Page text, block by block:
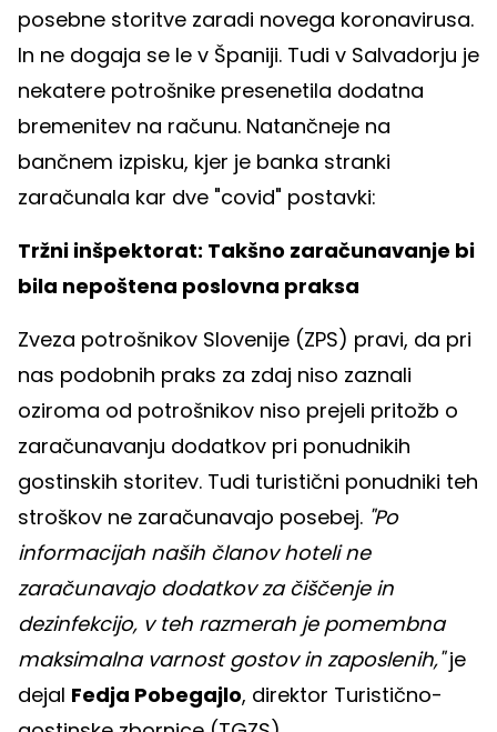
posebne storitve zaradi novega koronavirusa.
In ne dogaja se le v Španiji. Tudi v Salvadorju je
nekatere potrošnike presenetila dodatna
bremenitev na računu. Natančneje na
bančnem izpisku, kjer je banka stranki
zaračunala kar dve "covid" postavki:
Tržni inšpektorat: Takšno zaračunavanje bi
bila nepoštena poslovna praksa
Zveza potrošnikov Slovenije (ZPS) pravi, da pri
nas podobnih praks za zdaj niso zaznali
oziroma od potrošnikov niso prejeli pritožb o
zaračunavanju dodatkov pri ponudnikih
gostinskih storitev. Tudi turistični ponudniki teh
stroškov ne zaračunavajo posebej. "Po
informacijah naših članov hoteli ne
zaračunavajo dodatkov za čiščenje in
dezinfekcijo, v teh razmerah je pomembna
maksimalna varnost gostov in zaposlenih,"je
dejal Fedja Pobegajlo, direktor Turistično-